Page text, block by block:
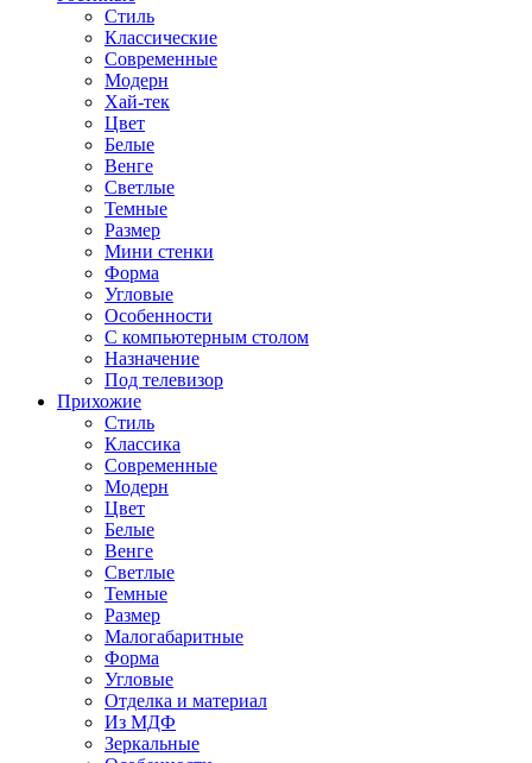
Стиль
Классические
Современные
Модерн
Хай-тек
Цвет
Белые
Венге
Светлые
Темные
Размер
Мини стенки
Форма
Угловые
Особенности
С компьютерным столом
Назначение
Под телевизор
Прихожие
Стиль
Классика
Современные
Модерн
Цвет
Белые
Венге
Светлые
Темные
Размер
Малогабаритные
Форма
Угловые
Отделка и материал
Из МДФ
Зеркальные